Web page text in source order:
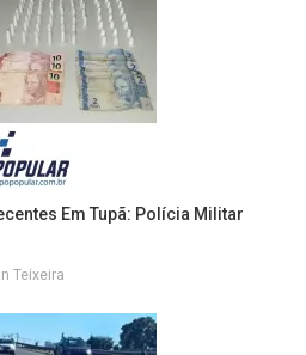
Em Tupã: Polícia Militar
Teixeira